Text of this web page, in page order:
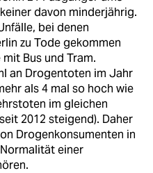
davon minderjährig.
bei denen
zu Tode gekommen
Bus und Tram.
an Drogentoten im Jahr
als 4 mal so hoch wie
im gleichen
2012 steigend). Daher
Drogenkonsumenten in
einer